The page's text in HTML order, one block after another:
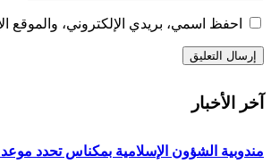
احفظ اسمي، بريدي الإلكتروني، والموقع
آخر الأخبار
مندوبية الشؤون الإسلامية بمكناس تحدد موعد صلاة عيد الأضحى لعام 1447هـ/